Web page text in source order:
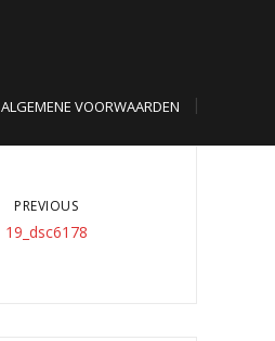
ALGEMENE VOORWAARDEN
PREVIOUS
19_dsc6178